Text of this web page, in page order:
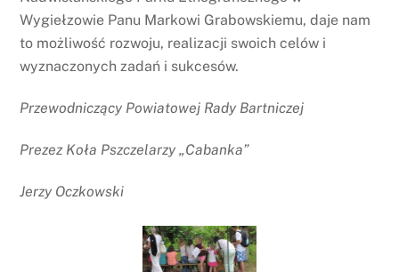
Wygiełzowie Panu Markowi Grabowskiemu, daje nam
to możliwość rozwoju, realizacji swoich celów i
wyznaczonych zadań i sukcesów.
Przewodniczący Powiatowej Rady Bartniczej
Prezez Koła Pszczelarzy „Cabanka”
Jerzy Oczkowski